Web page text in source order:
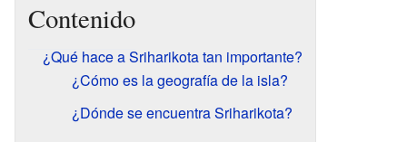
Contenido
¿Qué hace a Sriharikota tan importante?
¿Cómo es la geografía de la isla?
¿Dónde se encuentra Sriharikota?